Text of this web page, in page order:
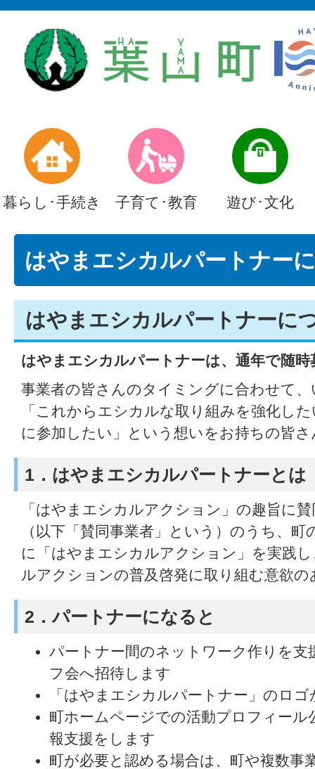
暮らし･手続き 子育て･教育 遊び･文化
はやまエシカルパートナー
はやまエシカルパートナーに
はやまエシカルパートナーは、通年で随
事業者の皆さんのタイミングに合わせて
「これからエシカルな取り組みを強化し
に参加したい」という想いをお持ちの皆
1．はやまエシカルパートナーとは
「はやまエシカルアクション」の趣旨に
（以下「賛同事業者」という）のうち、
に「はやまエシカルアクション」を実践
ルアクションの普及啓発に取り組む意欲
2．パートナーになると
パートナー間のネットワーク作りを
フ会へ招待します
「はやまエシカルパートナー」のロ
町ホームページでの活動プロフィール
報支援をします
町が必要と認める場合は、町や複数事